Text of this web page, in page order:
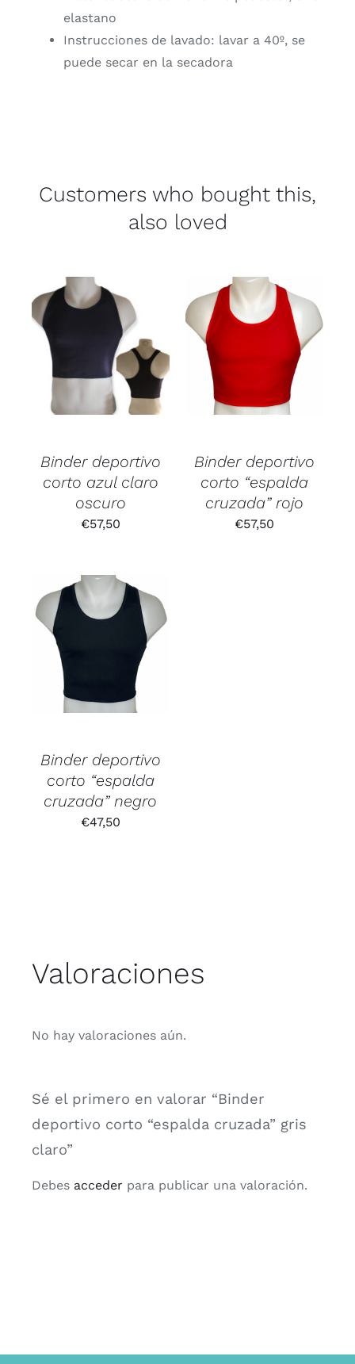
elastano
Instrucciones de lavado: lavar a 40º, se
puede secar en la secadora
Customers who bought this,
also loved
Binder deportivo
corto azul claro
oscuro
€57,50
Binder deportivo
corto “espalda
cruzada” rojo
€57,50
Binder deportivo
corto “espalda
cruzada” negro
€47,50
Valoraciones
No hay valoraciones aún.
Sé el primero en valorar “Binder
deportivo corto “espalda cruzada” gris
claro”
Debes acceder para publicar una valoración.